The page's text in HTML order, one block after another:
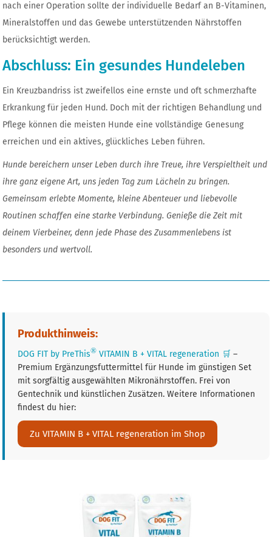
nach einer Operation sollte der individuelle Bedarf an B-Vitaminen,
Mineralstoffen und das Gewebe unterstützenden Nährstoffen
berücksichtigt werden.
Abschluss: Ein gesundes Hundeleben
Ein Kreuzbandriss ist zweifellos eine ernste und oft schmerzhafte
Erkrankung für jeden Hund. Doch mit der richtigen Behandlung und
Pflege können die meisten Hunde eine vollständige Genesung
erreichen und ein aktives, glückliches Leben führen.
Hunde bereichern unser Leben durch ihre Treue, ihre Verspieltheit und
ihre ganz eigene Art, uns jeden Tag zum Lächeln zu bringen.
Gemeinsam erlebte Momente, kleine Abenteuer und liebevolle
Routinen schaffen eine starke Verbindung. Genieße die Zeit mit
deinem Vierbeiner, denn jede Phase des Zusammenlebens ist
besonders und wertvoll.
Produkthinweis:
DOG FIT by PreThis® VITAMIN B + VITAL regeneration 🛒 –
Premium Ergänzungsfuttermittel für Hunde im günstigen Set
mit sorgfältig ausgewählten Mikronährstoffen. Frei von
Gentechnik und künstlichen Zusätzen. Weitere Informationen
findest du hier:
Zu VITAMIN B + VITAL regeneration im Shop